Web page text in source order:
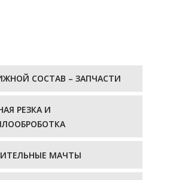
СОСТАВ – ЗАПЧАСТИ
РЕЗКА И
МАЧТЫ